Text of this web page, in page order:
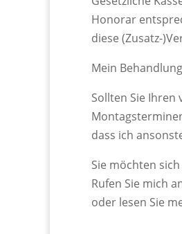
Honorar
diese (Zusatz-
Mein
Sollten Sie
dass ich
Sie möchten
Rufen Sie mich
oder lesen Sie